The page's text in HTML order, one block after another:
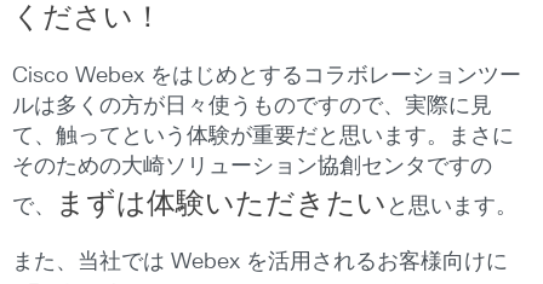
ください！
Cisco Webex をはじめとするコラボレーションツー
ルは多くの方が日々使うものですので、実際に見
て、触ってという体験が重要だと思います。まさに
そのための大崎ソリューション協創センタですの
で、
まずは体験いただきたい と思います。
また、当社では Webex を活用されるお客様向けに